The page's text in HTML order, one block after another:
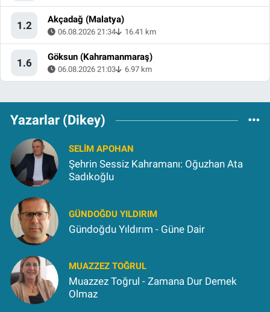
1.2 Akçadağ (Malatya)
06.08.2026 21:34 16.41 km
1.6 Göksun (Kahramanmaraş)
06.08.2026 21:03 6.97 km
Yazarlar (Dikey)
SELIM APOHAN
Şehrin Sessiz Kahramanı: Oğuzhan Ata
Sadıkoğlu
GÜNDOĞDU YILDIRIM
Gündoğdu Yıldırım - Güne Dair
MUAZZEZ TOĞRUL
Muazzez Toğrul - Zamana Dur Demek
Olmaz